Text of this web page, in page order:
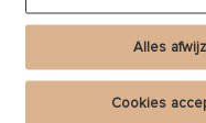
landen.
Alles
Cookies